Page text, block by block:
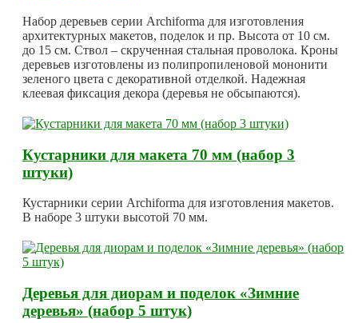
Набор деревьев серии Archiforma для изготовления
архитектурных макетов, поделок и пр. Высота от 10 см.
до 15 см. Ствол – скрученная стальная проволока. Кроны
деревьев изготовлены из полипропиленовой мононити
зеленого цвета с декоративной отделкой. Надежная
клеевая фиксация декора (деревья не обсыпаются).
Кустарники для макета 70 мм (набор 3
штуки)
Кустарники серии Archiforma для изготовления макетов.
В наборе 3 штуки высотой 70 мм.
Деревья для диорам и поделок «Зимние
деревья» (набор 5 штук)